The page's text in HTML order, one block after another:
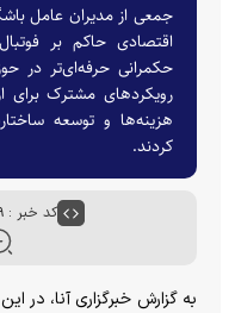
جمعی از مدیران عامل
اقتصادی حاکم بر
حکمرانی حرفه‌ای‌تر در
رویکردهای مشترک برای
هزینه‌ها و توسعه
کردند.
کد خبر : ۱۰۶۰۵۷۹
به گزارش خبرگزاری آنا، در